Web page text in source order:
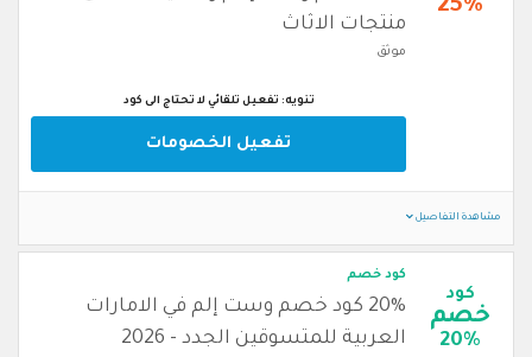
25%
منتجات الاثاث
موثق
تنويه: تفعيل تلقائي لا تحتاج الى كود
تفعيل الخصومات
مشاهدة التفاصيل
كود
خصم
20%
كود خصم
20% كود خصم وست إلم في الامارات
العربية للمتسوقين الجدد - 2026